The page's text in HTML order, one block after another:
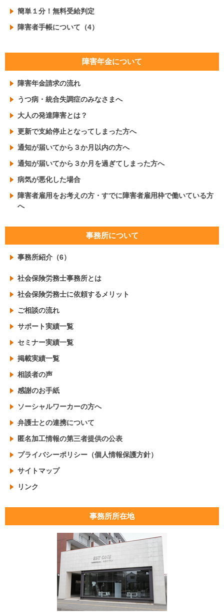
簡単１分！無料受給判定
障害者手帳について（4）
障害年金について
障害年金請求の流れ
うつ病・統合失調症のみなさまへ
大人の発達障害とは？
更新で支給停止となってしまった方へ
通知が届いてから３か月以内の方へ
通知が届いてから３か月を過ぎてしまった方へ
病気が悪化した場合
障害者雇用をお考えの方・すでに障害者雇用枠で働いている方
へ
事務所について
事務所紹介（6）
社会保険労務士事務所とは
社会保険労務士に依頼するメリット
ご相談の流れ
サポート実績一覧
セミナー実績一覧
掲載実績一覧
相談者の声
感謝のお手紙
ソーシャルワーカーの方へ
弁護士との連携について
匿名加工情報の第三者提供の公表
プライバシーポリシー（個人情報保護方針）
サイトマップ
リンク
事務所所在地